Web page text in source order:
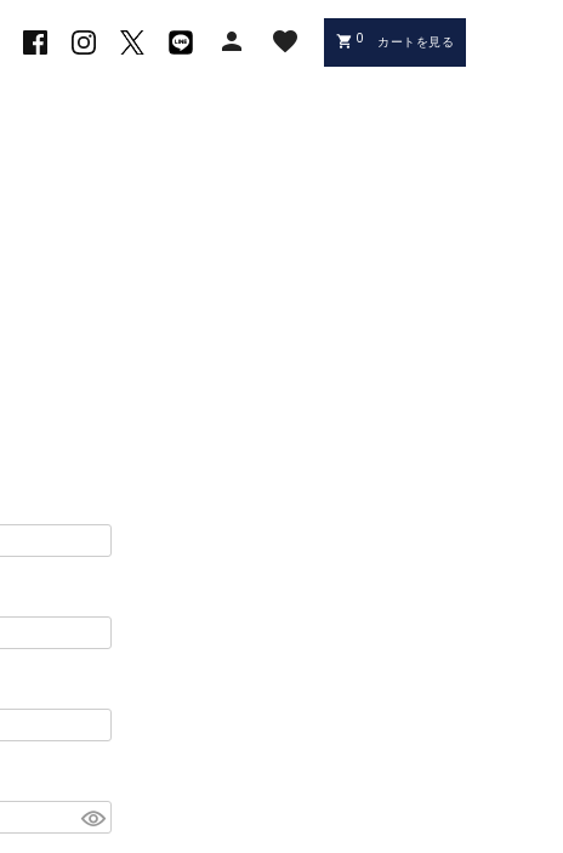
person favorite shopping_cart 0 カートを見る